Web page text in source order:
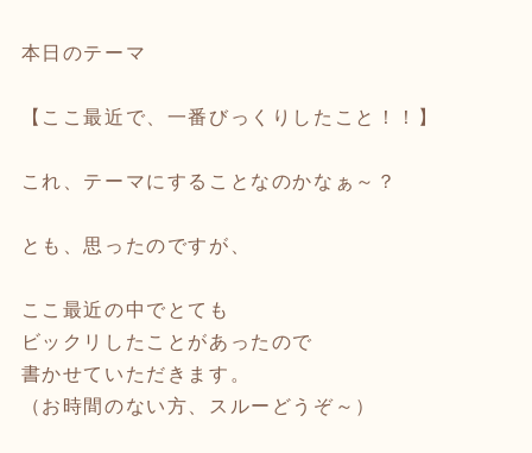
本日のテーマ
【ここ最近で、一番びっくりしたこと！！】
これ、テーマにすることなのかなぁ～？
とも、思ったのですが、
ここ最近の中でとても
ビックリしたことがあったので
書かせていただきます。
（お時間のない方、スルーどうぞ～）